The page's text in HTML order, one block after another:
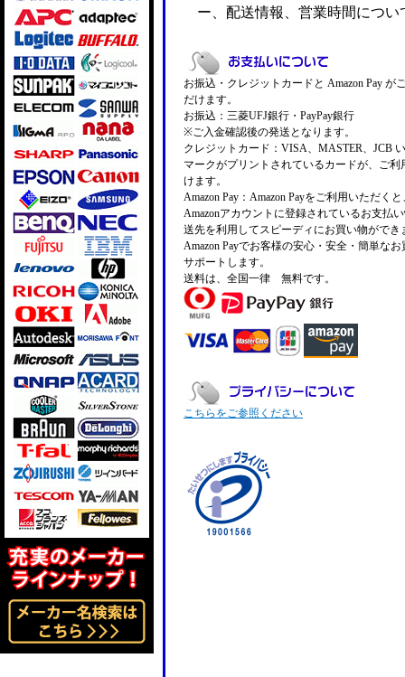
ー、配送情報、営業時間につ
お振込・クレジットカードと Amazon Pay が
だけます。
お振込：三菱UFJ銀行・PayPay銀行
※ご入金確認後の発送となります。
クレジットカード：VISA、MASTER、JCB
マークがプリントされているカードが、ご利
けます。
Amazon Pay：Amazon Payをご利用いただく
Amazonアカウントに登録されているお支払
送先を利用してスピーディにお買い物ができ
Amazon Payでお客様の安心・安全・簡単な
サポートします。
送料は、全国一律 無料です。
こちらをご参照ください